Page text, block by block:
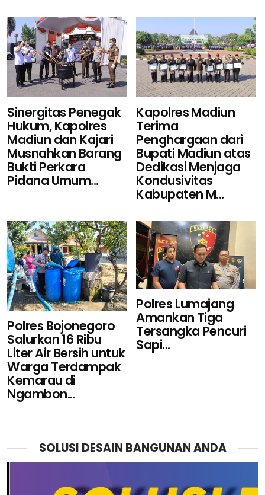
Sinergitas Penegak
Hukum, Kapolres
Madiun dan Kajari
Musnahkan Barang
Bukti Perkara
Pidana Umum...
Kapolres Madiun
Terima
Penghargaan dari
Bupati Madiun atas
Dedikasi Menjaga
Kondusivitas
Kabupaten M...
Polres Bojonegoro
Salurkan 16 Ribu
Liter Air Bersih untuk
Warga Terdampak
Kemarau di
Ngambon...
Polres Lumajang
Amankan Tiga
Tersangka Pencuri
Sapi...
SOLUSI DESAIN BANGUNAN ANDA